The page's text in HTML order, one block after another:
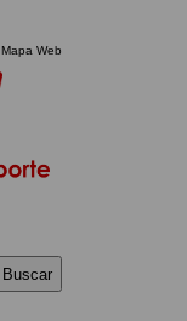
Mapa Web
Buscar